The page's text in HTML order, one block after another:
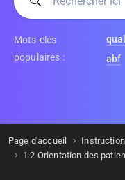
Mots-clés
populaires :
abf
Page d'accueil
1.2 Orientation des